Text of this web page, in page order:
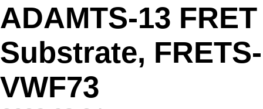
ADAMTS-13 FRET
Substrate, FRETS-
VWF73